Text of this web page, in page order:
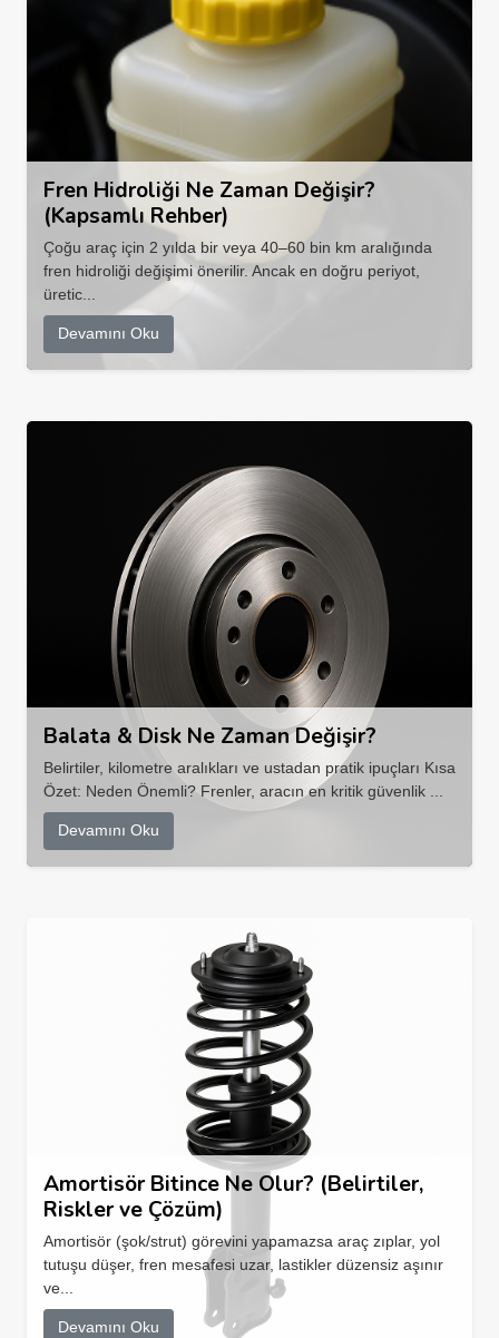
Fren Hidroliği Ne Zaman Değişir?
(Kapsamlı Rehber)
Çoğu araç için 2 yılda bir veya 40–60 bin km aralığında
fren hidroliği değişimi önerilir. Ancak en doğru periyot,
üretic...
Devamını Oku
Balata & Disk Ne Zaman Değişir?
Belirtiler, kilometre aralıkları ve ustadan pratik ipuçları Kısa
Özet: Neden Önemli? Frenler, aracın en kritik güvenlik ...
Devamını Oku
Amortisör Bitince Ne Olur? (Belirtiler,
Riskler ve Çözüm)
Amortisör (şok/strut) görevini yapamazsa araç zıplar, yol
tutuşu düşer, fren mesafesi uzar, lastikler düzensiz aşınır
ve...
Devamını Oku